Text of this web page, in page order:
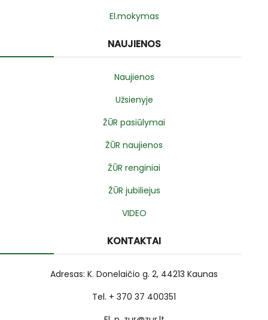
El.mokymas
NAUJIENOS
Naujienos
Užsienyje
ŽŪR pasiūlymai
ŽŪR naujienos
ŽŪR renginiai
ŽŪR jubiliejus
VIDEO
KONTAKTAI
Adresas: K. Donelaičio g. 2, 44213 Kaunas
Tel. + 370 37 400351